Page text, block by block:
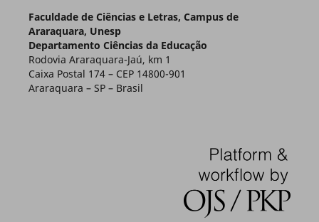
Faculdade de Ciências e Letras, Campus de
Araraquara, Unesp
Departamento Ciências da Educação
Rodovia Araraquara-Jaú, km 1
Caixa Postal 174 – CEP 14800-901
Araraquara – SP – Brasil